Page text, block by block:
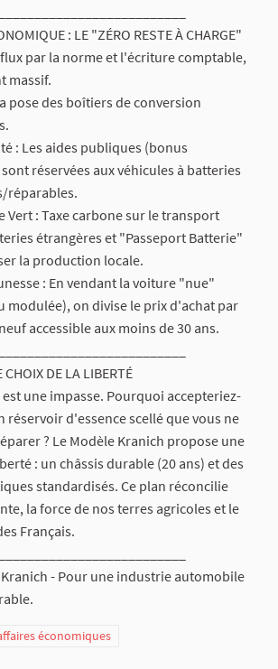
: LE "ZÉRO RESTE À CHARGE"
par la norme et l'écriture comptable,
massif.
pose des boîtiers de conversion
: Les aides publiques (bonus
réservées aux véhicules à batteries
réparables.
Vert : Taxe carbone sur le transport
étrangères et "Passeport Batterie"
la production locale.
: En vendant la voiture "nue"
modulée), on divise le prix d'achat par
accessible aux moins de 30 ans.
DE LA LIBERTÉ
une impasse. Pourquoi accepteriez-
réservoir d'essence scellé que vous ne
? Le Modèle Kranich propose une
: un châssis durable (20 ans) et des
standardisés. Ce plan réconcilie
la force de nos terres agricoles et le
Français.
Kranich - Pour une industrie automobile
économiques